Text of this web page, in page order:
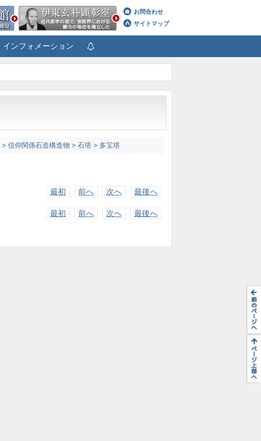
お問合わせ
サイトマップ
インフォメーション
> 信仰関係石造構造物 > 石塔> 多宝塔
最初
前へ 次へ 最後へ
最初 前へ 次へ 最後へ